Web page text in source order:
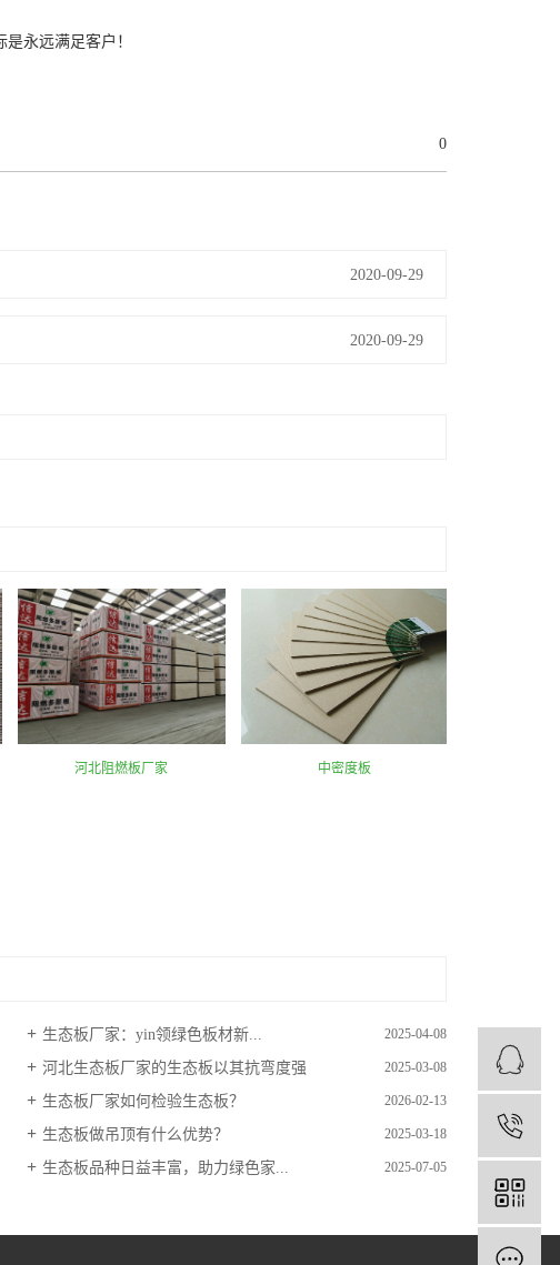
永远满足客户！
0
2020-09-29
2020-09-29
河北阻燃板厂家 中密度板
生态板厂家：yin领绿色板材新... 2025-04-08
河北生态板厂家的生态板以其抗弯度强 2025-03-08
生态板厂家如何检验生态板？ 2026-02-13
生态板做吊顶有什么优势？ 2025-03-18
生态板品种日益丰富，助力绿色家... 2025-07-05